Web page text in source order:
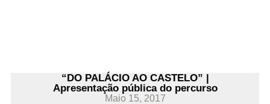
“DO PALÁCIO AO CASTELO” |
Apresentação pública do percurso
Maio 15, 2017